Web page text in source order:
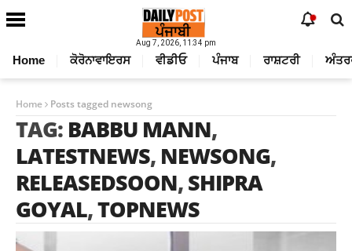
Aug 7, 2026, 11:34 pm
Home ਕੋਰੋਨਾਵਾਇਰਸ ਵੀਡੀਓ ਪੰਜਾਬ ਰਾਸ਼ਟਰੀ
Home Posts tagged newsong
TAG: BABBU MANN,
LATESTNEWS, NEWSONG,
RELEASEDSOON,SHIPRA
GOYAL,TOPNEWS